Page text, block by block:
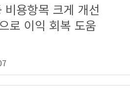
비용항목 크게 개선
로 이익 회복 도움